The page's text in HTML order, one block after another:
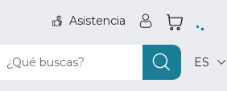
Asistencia
¿Qué buscas? ES